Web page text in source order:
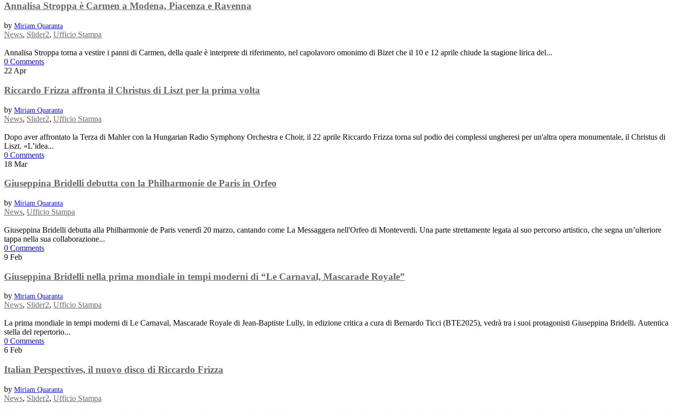
Annalisa Stroppa è Carmen a Modena, Piacenza e Ravenna
by Miriam Quaranta
News, Slider2, Ufficio Stampa
Annalisa Stroppa torna a vestire i panni di Carmen, della quale è interprete di riferimento, nel capolavoro omonimo di Bizet che il 10 e 12 aprile chiude la stagione lirica del...
0 Comments
22 Apr
Riccardo Frizza affronta il Christus di Liszt per la prima volta
by Miriam Quaranta
News, Slider2, Ufficio Stampa
Dopo aver affrontato la Terza di Mahler con la Hungarian Radio Symphony Orchestra e Choir, il 22 aprile Riccardo Frizza torna sul podio dei complessi ungheresi per un'altra opera monumentale, il Christus di
Liszt. «L’idea...
0 Comments
18 Mar
Giuseppina Bridelli debutta con la Philharmonie de Paris in Orfeo
by Miriam Quaranta
News, Ufficio Stampa
Giuseppina Bridelli debutta alla Philharmonie de Paris venerdì 20 marzo, cantando come La Messaggera nell'Orfeo di Monteverdi. Una parte strettamente legata al suo percorso artistico, che segna un’ulteriore
tappa nella sua collaborazione...
0 Comments
9 Feb
Giuseppina Bridelli nella prima mondiale in tempi moderni di “Le Carnaval, Mascarade Royale”
by Miriam Quaranta
News, Slider2, Ufficio Stampa
La prima mondiale in tempi moderni di Le Carnaval, Mascarade Royale di Jean-Baptiste Lully, in edizione critica a cura di Bernardo Ticci (BTE2025), vedrà tra i suoi protagonisti Giuseppina Bridelli. Autentica
stella del repertorio...
0 Comments
6 Feb
Italian Perspectives, il nuovo disco di Riccardo Frizza
by Miriam Quaranta
News, Slider2, Ufficio Stampa